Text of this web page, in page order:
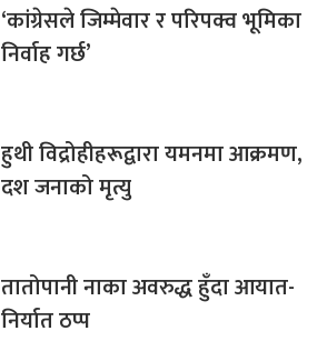
‘कांग्रेसले जिम्मेवार र परिपक्व भूमिका
निर्वाह गर्छ’
हुथी विद्रोहीहरूद्वारा यमनमा आक्रमण,
दश जनाको मृत्यु
तातोपानी नाका अवरुद्ध हुँदा आयात-
निर्यात ठप्प